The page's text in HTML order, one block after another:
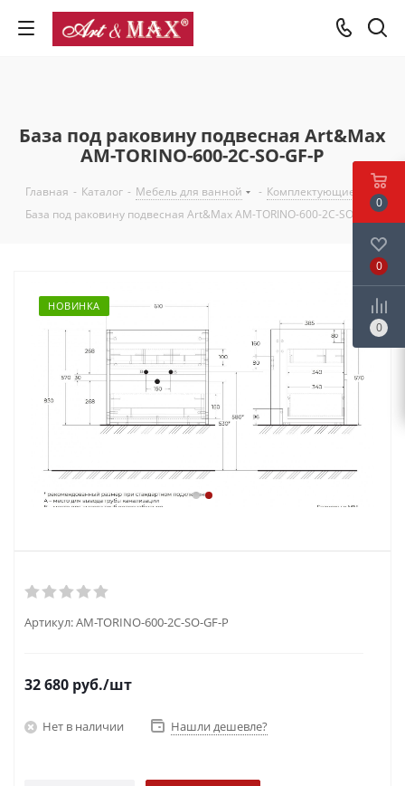
База под раковину подвесная Art&Max
AM-TORINO-600-2C-SO-GF-P
Главная - Каталог - Мебель для ванной - Комплектующие
-
База под раковину подвесная Art&Max AM-TORINO-600-2C-SO-GF-P
НОВИНКА
Артикул:AM-TORINO-600-2C-SO-GF-P
32 680 руб./шт
Нет в наличии Нашли дешевле?
0
0
0